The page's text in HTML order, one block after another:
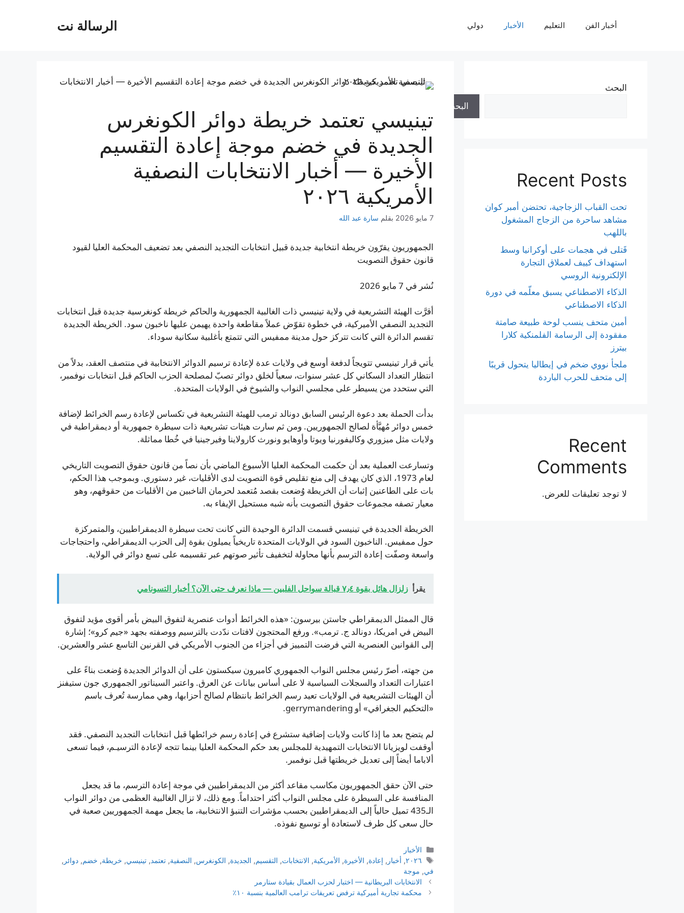
الرسالة نت أخبار الفن التعليم الأخبار دولي
تينيسي تعتمد خريطة دوائر الكونغرس
الجديدة في خضم موجة إعادة التقسيم
الأخيرة — أخبار الانتخابات النصفية
الأمريكية ٢٠٢٦
7 مايو 2026 بقلم سارة عبد الله
الجمهوريون يقرّون خريطة انتخابية جديدة قبيل انتخابات التجديد النصفي بعد تضعيف المحكمة العليا لقيود
قانون حقوق التصويت
نُشر في 7 مايو 2026
أقرَّت الهيئة التشريعية في ولاية تينيسي ذات الغالبية الجمهورية والحاكم خريطة كونغرسية جديدة قبل انتخابات
التجديد النصفي الأميركية، في خطوة تقوّض عملاً مقاطعة واحدة يهيمن عليها ناخبون سود. الخريطة الجديدة
تقسم الدائرة التي كانت تتركز حول مدينة ممفيس التي تتمتع بأغلبية سكانية سوداء.
يأتي قرار تينيسي تتويجاً لدفعة أوسع في ولايات عدة لإعادة ترسيم الدوائر الانتخابية في منتصف العقد، بدلاً من
انتظار التعداد السكاني كل عشر سنوات، سعياً لخلق دوائر تصبّ لمصلحة الحزب الحاكم قبل انتخابات نوفمبر،
التي ستحدد من يسيطر على مجلسي النواب والشيوخ في الولايات المتحدة.
بدأت الحملة بعد دعوة الرئيس السابق دونالد ترمب للهيئة التشريعية في تكساس لإعادة رسم الخرائط لإضافة
خمس دوائر مُهيَّأة لصالح الجمهوريين. ومن ثم سارت هيئات تشريعية ذات سيطرة جمهورية أو ديمقراطية في
ولايات مثل ميزوري وكاليفورنيا ويوتا وأوهايو ونورث كارولاينا وفيرجينيا في خُطا مماثلة.
وتسارعت العملية بعد أن حكمت المحكمة العليا الأسبوع الماضي بأن نصاً من قانون حقوق التصويت التاريخي
لعام 1973، الذي كان يهدف إلى منع تقليص قوة التصويت لدى الأقليات، غير دستوري. وبموجب هذا الحكم،
بات على الطاعنين إثبات أن الخريطة وُضعت بقصد مُتعمد لحرمان الناخبين من الأقليات من حقوقهم، وهو
معيار تصفه مجموعات حقوق التصويت بأنه شبه مستحيل الإيفاء به.
الخريطة الجديدة في تينيسي قسمت الدائرة الوحيدة التي كانت تحت سيطرة الديمقراطيين، والمتمركزة
حول ممفيس. الناخبون السود في الولايات المتحدة تاريخياً يميلون بقوة إلى الحزب الديمقراطي، واحتجاجات
واسعة وصفّت إعادة الترسم بأنها محاولة لتخفيف تأثير صوتهم عبر تقسيمه على تسع دوائر في الولاية.
يقرأ زلزال هائل بقوة ٧٫٤ قبالة سواحل الفلبين — ماذا نعرف حتى الآن؟ أخبار التسونامي
قال الممثل الديمقراطي جاستن بيرسون: «هذه الخرائط أدوات عنصرية لتفوق البيض بأمر أقوى مؤيد لتفوق
البيض في امريكا، دونالد ج. ترمب». ورفع المحتجون لافتات ندّدت بالترسيم ووصفته بجهد «جيم كرو»؛ إشارة
إلى القوانين العنصرية التي فرضت التمييز في أجزاء من الجنوب الأمريكي في القرنين التاسع عشر والعشرين.
من جهته، أصرّ رئيس مجلس النواب الجمهوري كاميرون سيكستون على أن الدوائر الجديدة وُضعت بناءً على
اعتبارات التعداد والسجلات السياسية لا على أساس بيانات عن العرق. واعتبر السيناتور الجمهوري جون ستيفنز
أن الهيئات التشريعية في الولايات تعيد رسم الخرائط بانتظام لصالح أحزابها، وهي ممارسة تُعرف باسم
«التحكيم الجغرافي» أو gerrymandering.
لم يتضح بعد ما إذا كانت ولايات إضافية ستشرع في إعادة رسم خرائطها قبل انتخابات التجديد النصفي. فقد
أوقفت لويزيانا الانتخابات التمهيدية للمجلس بعد حكم المحكمة العليا بينما تتجه لإعادة الترسيـم، فيما تسعى
ألاباما أيضاً إلى تعديل خريطتها قبل نوفمبر.
حتى الآن حقق الجمهوريون مكاسب مقاعد أكثر من الديمقراطيين في موجة إعادة الترسم، ما قد يجعل
المنافسة على السيطرة على مجلس النواب أكثر احتداماً. ومع ذلك، لا تزال الغالبية العظمى من دوائر النواب
الـ435 تميل حالياً إلى الديمقراطيين بحسب مؤشرات التنبؤ الانتخابية، ما يجعل مهمة الجمهوريين صعبة في
حال سعى كل طرف لاستعادة أو توسيع نفوذه.
التصنيفات
الأخبار
الوسوم
٢٠٢٦, أخبار , إعادة, الأخيرة, الأمريكية, الانتخابات, التقسيم, الجديدة, الكونغرس, النصفية,تعتمد,تينيسي, خريطة, خضم,دوائر ,
في, موجة
الانتخابات البريطانية — اختبار لحزب العمال بقيادة ستارمر
محكمة تجارية أميركية ترفض تعريفات ترامب العالمية بنسبة ١٠٪
البحث
البحث
Recent Posts
تحت القباب الزجاجية، تحتضن أمبر كوان
مشاهد ساحرة من الزجاج المشغول
باللهب
قَتلى في هجمات على أوكرانيا وسط
استهداف كييف لعملاق التجارة
الإلكترونية الروسي
الذكاء الاصطناعي يسبق معلّمه في دورة
الذكاء الاصطناعي
أمين متحف ينسب لوحة طبيعة صامتة
مفقودة إلى الرسامة الفلمنكية كلارا
بيترز
ملجأ نووي ضخم في إيطاليا يتحول قريبًا
إلى متحف للحرب الباردة
Recent
Comments
لا توجد تعليقات للعرض.